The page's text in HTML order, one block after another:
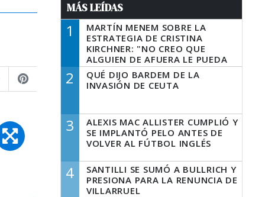
MÁS LEÍDAS
1
MARTÍN MENEM SOBRE LA
ESTRATEGIA DE CRISTINA
KIRCHNER: "NO CREO QUE
ALGUIEN DE AFUERA LE PUEDA
DECIR A LA JUSTICIA LO QUE
TIENE QUE HACER"
2
QUÉ DIJO BARDEM DE LA
INVASIÓN DE CEUTA
3
ALEXIS MAC ALLISTER CUMPLIÓ Y
SE IMPLANTÓ PELO ANTES DE
VOLVER AL FÚTBOL INGLÉS
4
SANTILLI SE SUMÓ A BULLRICH Y
PRESIONA PARA LA RENUNCIA DE
VILLARRUEL